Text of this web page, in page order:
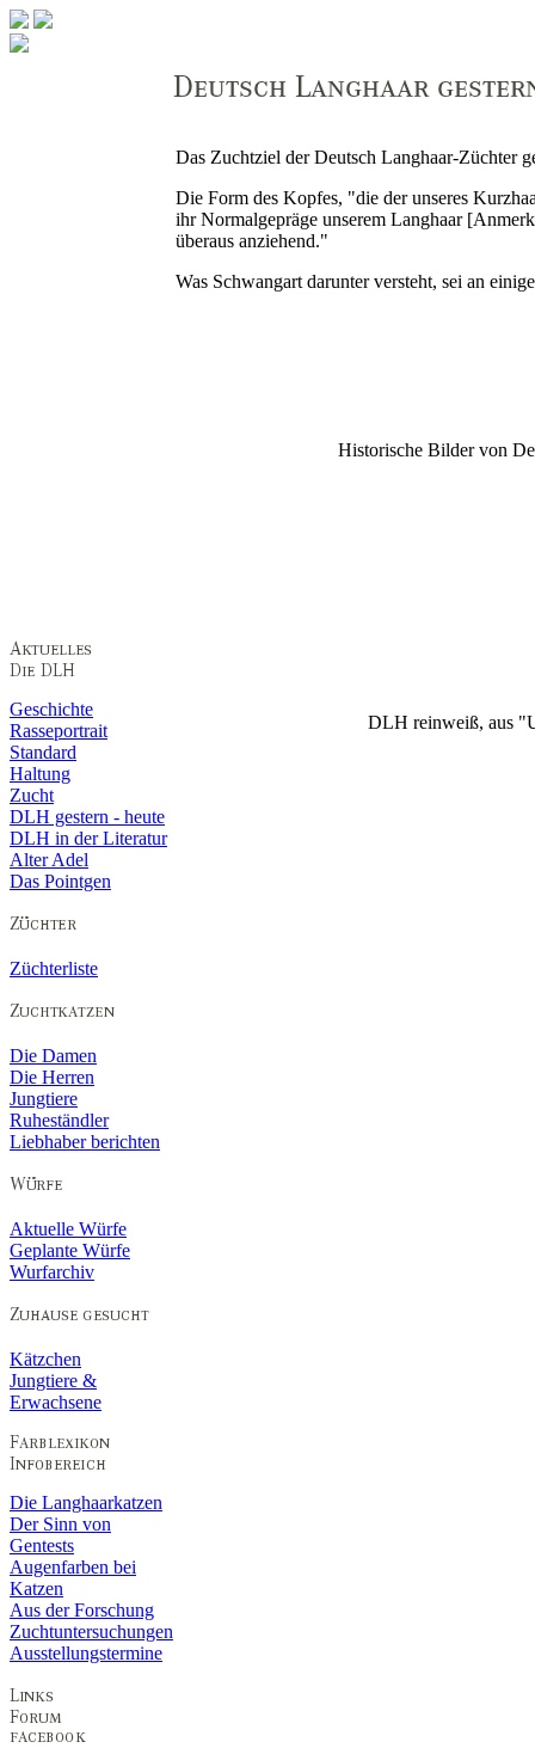
Geschichte
Rasseportrait
Standard
Haltung
Zucht
DLH gestern - heute
DLH in der Literatur
Alter Adel
Das Pointgen
Züchterliste
Die Damen
Die Herren
Jungtiere
Ruheständler
Liebhaber berichten
Aktuelle Würfe
Geplante Würfe
Wurfarchiv
Kätzchen
Jungtiere &
Erwachsene
Die Langhaarkatzen
Der Sinn von
Gentests
Augenfarben bei
Katzen
Aus der Forschung
Zuchtuntersuchungen
Ausstellungstermine
Das Zuchtziel der Deutsch Langhaar-Züchter
Die Form des Kopfes, "die der unseres
ihr Normalgepräge unserem Langhaar
überaus anziehend."
Was Schwangart darunter versteht, sei an
Historische Bilder von
DLH reinweiß, aus